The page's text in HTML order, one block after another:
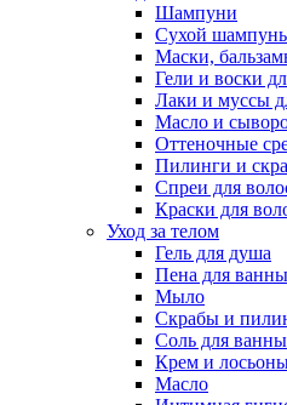
Шампуни
Сухой шампунь
Маски,
Гели и воски
Лаки и муссы
Масло и
Оттеночные
Пилинги и
Спреи для
Краски для
Уход за телом
Гель для душа
Пена для ванны
Мыло
Скрабы и
Соль для ванны
Крем и
Масло